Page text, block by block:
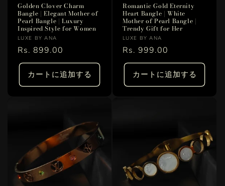
Golden Clover Charm
Bangle | Elegant Mother of
Pearl Bangle | Luxury
Inspired Style for Women
販
売
元:
LUXE BY ANA
通
常
格
Rs. 899.00
カートに追加する
Romantic Gold Eternity
Heart Bangle | White
Mother of Pearl Bangle |
Trendy Gift for Her
販
売
元:
LUXE BY ANA
通
常
格
Rs. 999.00
カートに追加する